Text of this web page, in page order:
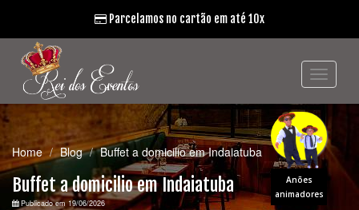
Anões
animadores
Parcelamos no cartão em até 10x
Home Blog Buffet a domicilio em Indaiatuba
Buffet a domicilio em Indaiatuba
Publicado em 19/06/2026